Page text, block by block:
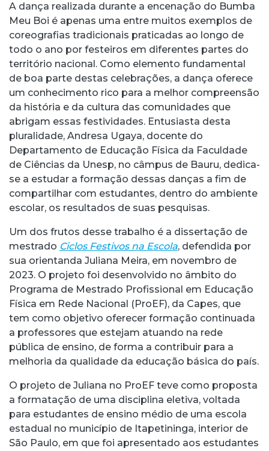
A dança realizada durante a encenação do Bumba
Meu Boi é apenas uma entre muitos exemplos de
coreografias tradicionais praticadas ao longo de
todo o ano por festeiros em diferentes partes do
território nacional. Como elemento fundamental
de boa parte destas celebrações, a dança oferece
um conhecimento rico para a melhor compreensão
da história e da cultura das comunidades que
abrigam essas festividades. Entusiasta desta
pluralidade, Andresa Ugaya, docente do
Departamento de Educação Física da Faculdade
de Ciências da Unesp, no câmpus de Bauru, dedica-
se a estudar a formação dessas danças a fim de
compartilhar com estudantes, dentro do ambiente
escolar, os resultados de suas pesquisas.
Um dos frutos desse trabalho é a dissertação de
mestrado Ciclos Festivos na Escola, defendida por
sua orientanda Juliana Meira, em novembro de
2023. O projeto foi desenvolvido no âmbito do
Programa de Mestrado Profissional em Educação
Física em Rede Nacional (ProEF), da Capes, que
tem como objetivo oferecer formação continuada
a professores que estejam atuando na rede
pública de ensino, de forma a contribuir para a
melhoria da qualidade da educação básica do país.
O projeto de Juliana no ProEF teve como proposta
a formatação de uma disciplina eletiva, voltada
para estudantes de ensino médio de uma escola
estadual no município de Itapetininga, interior de
São Paulo, em que foi apresentado aos estudantes